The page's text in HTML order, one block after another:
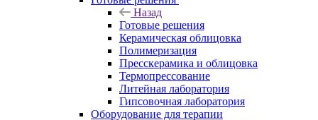
Назад
Готовые решения
Керамическая облицовка
Полимеризация
Пресскерамика и облицовка
Термопрессование
Литейная лаборатория
Гипсовочная лаборатория
Оборудование для терапии